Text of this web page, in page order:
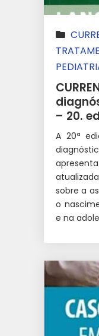
– 20.
A 20ª
sobre a
o
e na